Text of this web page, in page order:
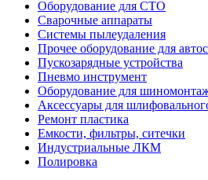
Оборудование для СТО
Сварочные аппараты
Системы пылеудаления
Прочее оборудование для
Пускозарядные устройства
Пневмо инструмент
Оборудование для
Аксессуары для
Ремонт пластика
Емкости, фильтры, ситечки
Индустриальные ЛКМ
Полировка